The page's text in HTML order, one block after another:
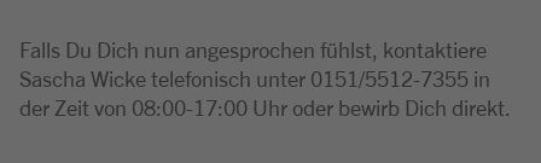
Falls Du Dich nun angesprochen fühlst, kontaktiere
Sascha Wicke telefonisch unter 0151/5512-7355 in
der Zeit von 08:00-17:00 Uhr oder bewirb Dich direkt.